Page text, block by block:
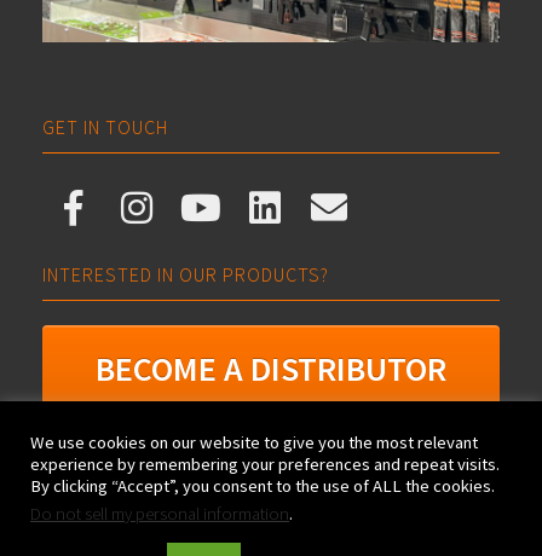
GET IN TOUCH
INTERESTED IN OUR PRODUCTS?
BECOME A DISTRIBUTOR
Evolution Airsoft, Xtreme Precision, Mimetix, Target, Sphere, Phantom,
Black River, Action Gas and Combat Gas are trademarks and registered
We use cookies on our website to give you the most relevant
experience by remembering your preferences and repeat visits.
By clicking “Accept”, you consent to the use of ALL the cookies.
Do not sell my personal information.